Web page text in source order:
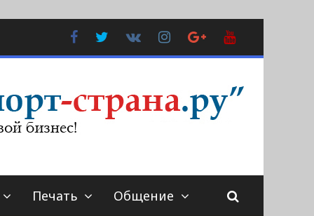
FacebookTwitter
Контакте
Instagram
Google
Plus
Печать Общение